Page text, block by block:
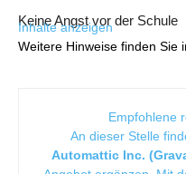
Inhalte anzeigen
Weitere Hinweise finden Sie
Keine Angst vor der Schule
Empfohlene
An dieser Stelle
Automattic Inc.